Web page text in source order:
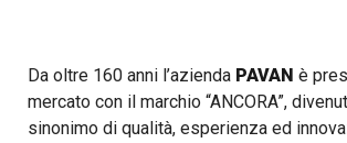
Da oltre 160 anni l’azienda PAVAN è
mercato con il marchio “ANCORA”,
sinonimo di qualità, esperienza ed